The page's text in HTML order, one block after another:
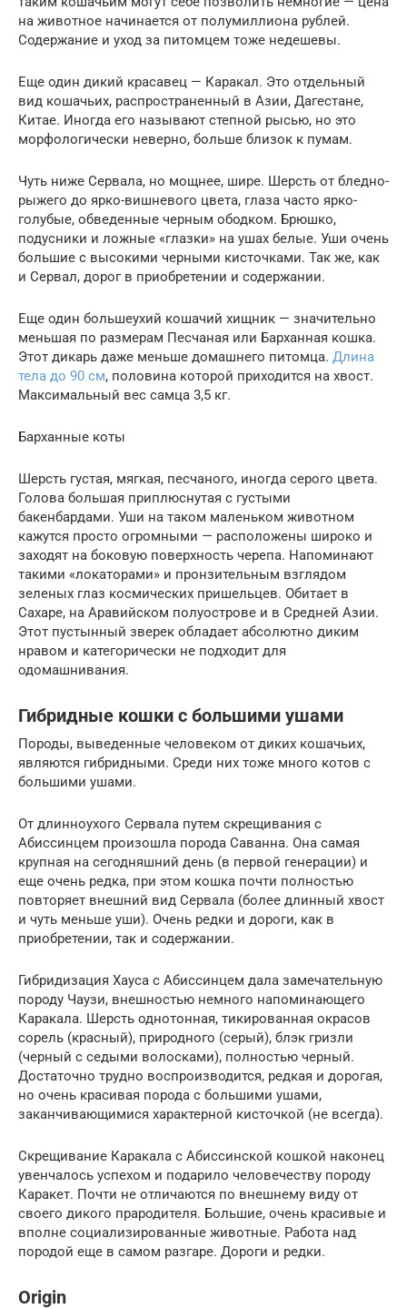
на животное начинается от полумиллиона рублей.
Содержание и уход за питомцем тоже недешевы.
Еще один дикий красавец — Каракал. Это отдельный
вид кошачьих, распространенный в Азии, Дагестане,
Китае. Иногда его называют степной рысью, но это
морфологически неверно, больше близок к пумам.
Чуть ниже Сервала, но мощнее, шире. Шерсть от бледно-
рыжего до ярко-вишневого цвета, глаза часто ярко-
голубые, обведенные черным ободком. Брюшко,
подусники и ложные «глазки» на ушах белые. Уши очень
большие с высокими черными кисточками. Так же, как
и Сервал, дорог в приобретении и содержании.
Еще один большеухий кошачий хищник — значительно
меньшая по размерам Песчаная или Барханная кошка.
Этот дикарь даже меньше домашнего питомца. Длина
тела до 90 см, половина которой приходится на хвост.
Максимальный вес самца 3,5 кг.
Барханные коты
Шерсть густая, мягкая, песчаного, иногда серого цвета.
Голова большая приплюснутая с густыми
бакенбардами. Уши на таком маленьком животном
кажутся просто огромными — расположены широко и
заходят на боковую поверхность черепа. Напоминают
такими «локаторами» и пронзительным взглядом
зеленых глаз космических пришельцев. Обитает в
Сахаре, на Аравийском полуострове и в Средней Азии.
Этот пустынный зверек обладает абсолютно диким
нравом и категорически не подходит для
одомашнивания.
Гибридные кошки с большими ушами
Породы, выведенные человеком от диких кошачьих,
являются гибридными. Среди них тоже много котов с
большими ушами.
От длинноухого Сервала путем скрещивания с
Абиссинцем произошла порода Саванна. Она самая
крупная на сегодняшний день (в первой генерации) и
еще очень редка, при этом кошка почти полностью
повторяет внешний вид Сервала (более длинный хвост
и чуть меньше уши). Очень редки и дороги, как в
приобретении, так и содержании.
Гибридизация Хауса с Абиссинцем дала замечательную
породу Чаузи, внешностью немного напоминающего
Каракала. Шерсть однотонная, тикированная окрасов
сорель (красный), природного (серый), блэк гризли
(черный с седыми волосками), полностью черный.
Достаточно трудно воспроизводится, редкая и дорогая,
но очень красивая порода с большими ушами,
заканчивающимися характерной кисточкой (не всегда).
Скрещивание Каракала с Абиссинской кошкой наконец
увенчалось успехом и подарило человечеству породу
Каракет. Почти не отличаются по внешнему виду от
своего дикого прародителя. Большие, очень красивые и
вполне социализированные животные. Работа над
породой еще в самом разгаре. Дороги и редки.
Origin